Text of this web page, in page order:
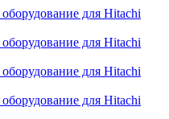
для Hitachi
для Hitachi
для Hitachi
для Hitachi